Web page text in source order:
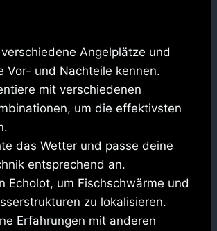
Angelplätze und
Vor- und Nachteile kennen.
mit verschiedenen
um die effektivsten
das Wetter und passe deine
entsprechend an.
Echolot, um Fischschwärme und
zu lokalisieren.
Erfahrungen mit anderen